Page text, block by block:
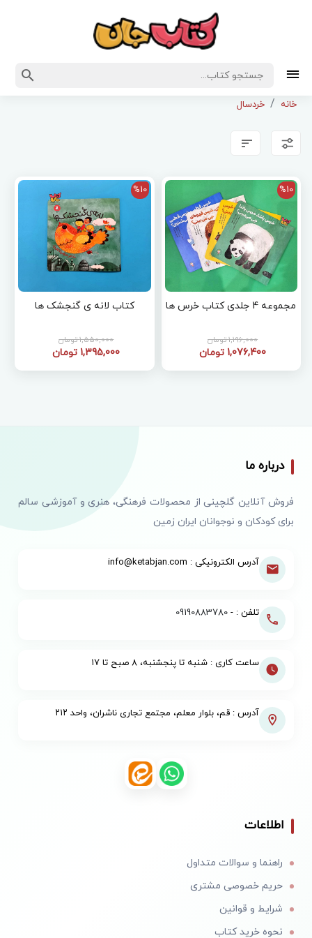
خانه خردسال
%10
مجموعه 4 جلدی کتاب خرس ها
1,196,000 تومان
1,076,400 تومان
%10
کتاب لانه ی گنجشک ها
1,550,000 تومان
1,395,000 تومان
درباره ما
فروش آنلاین گلچینی از محصولات فرهنگی، هنری و آموزشی سالم
برای کودکان و نوجوانان ایران زمین
آدرس الکترونیکی : info@ketabjan.com
تلفن : -09190883780
ساعت کاری : شنبه تا پنجشنبه، ۸ صبح تا ۱۷
آدرس : قم، بلوار معلم، مجتمع تجاری ناشران، واحد ۲۱۲
اطلاعات
راهنما و سوالات متداول
حریم خصوصی مشتری
شرایط و قوانین
نحوه خرید کتاب